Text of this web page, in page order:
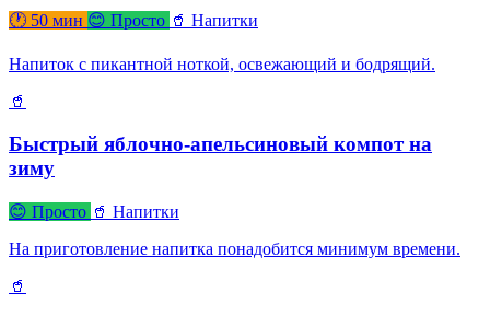
🕐 50 мин 😊 Просто 🥤 Напитки
Напиток с пикантной ноткой, освежающий и бодрящий.
🥤
Быстрый яблочно-апельсиновый компот на
зиму
😊 Просто 🥤 Напитки
На приготовление напитка понадобится минимум времени.
🥤